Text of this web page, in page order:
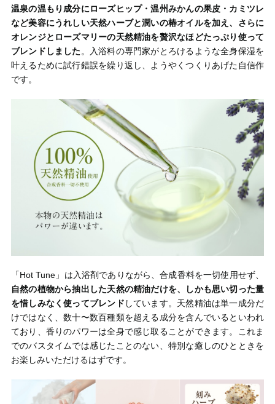
温泉の温もり成分にローズヒップ・温州みかんの果皮・カミツレ
など美容にうれしい天然ハーブと潤いの椿オイルを加え、さらに
オレンジとローズマリーの天然精油を贅沢なほどたっぷり使って
ブレンドしました 。入浴料の専門家がとろけるような全身保湿を
叶えるために試行錯誤を繰り返し、ようやくつくりあげた自信作
です。
「Hot Tune」は入浴剤でありながら、合成香料を一切使用せず、
自然の植物から抽出した天然の精油だけを、しかも思い切った量
を惜しみなく使ってブレンド しています。天然精油は単一成分だ
けではなく、数十〜数百種類を超える成分を含んでいるといわれ
ており、香りのパワーは全身で感じ取ることができます。これま
でのバスタイムでは感じたことのない、特別な癒しのひとときを
お楽しみいただけるはずです。